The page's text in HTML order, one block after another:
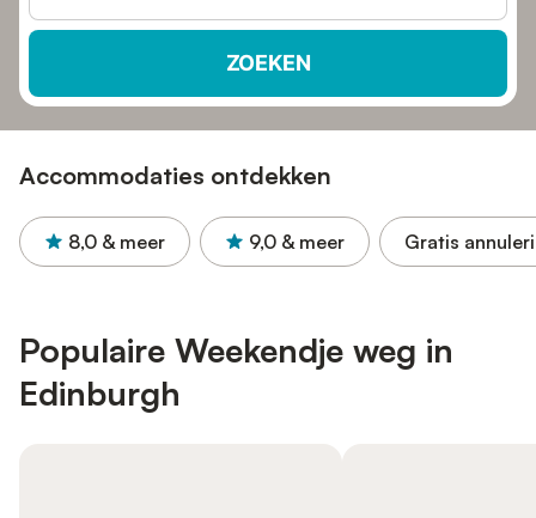
ZOEKEN
Accommodaties ontdekken
8,0 & meer 9,0 & meer Gratis
Populaire Weekendje weg in
Edinburgh